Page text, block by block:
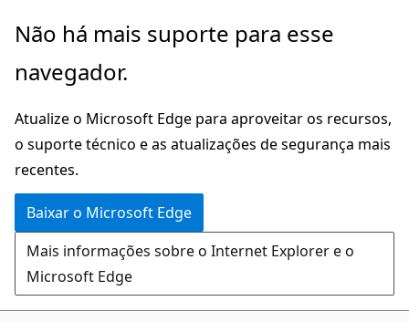
Pular
o
principal
Não há mais suporte para esse
navegador.
Atualize o Microsoft Edge para aproveitar os recursos,
o suporte técnico e as atualizações de segurança mais
recentes.
Baixar o Microsoft Edge
Mais informações sobre o Internet Explorer e o
Microsoft Edge